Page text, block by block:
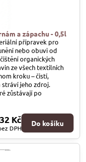
a zápachu - 0,5l
přípravek pro
nebo obuvi od
organických
ze všech textilních
kroku – čistí,
stráví jeho zdroj.
zůstávají po
Kč
DPH
Do košíku